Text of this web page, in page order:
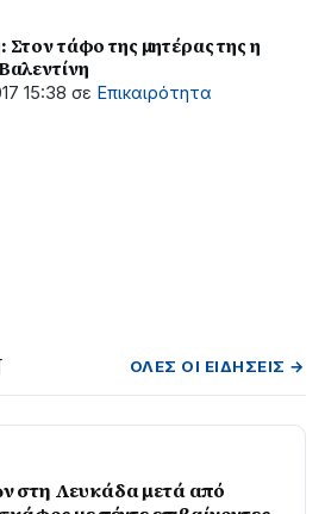
τάφο της μητέρας της η
15:38 σε Επικαιρότητα
ΌΛΕΣ ΟΙ ΕΙΔΉΣΕΙΣ →
στη Λευκάδα μετά από